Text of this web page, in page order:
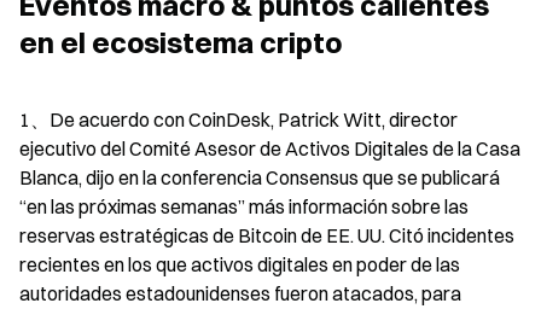
en el ecosistema cripto
1、De acuerdo con CoinDesk, Patrick Witt, director
ejecutivo del Comité Asesor de Activos Digitales de la Casa
Blanca, dijo en la conferencia Consensus que se publicará
“en las próximas semanas” más información sobre las
reservas estratégicas de Bitcoin de EE. UU. Citó incidentes
recientes en los que activos digitales en poder de las
autoridades estadounidenses fueron atacados, para